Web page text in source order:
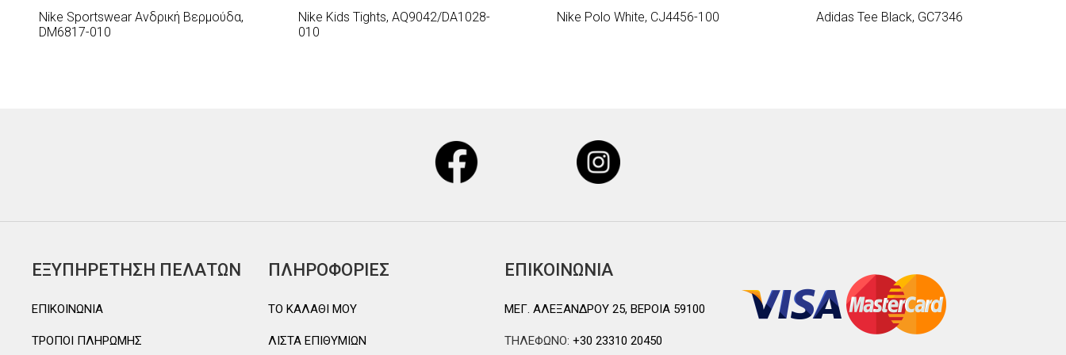
Nike Sportswear Ανδρική Βερμούδα,
DM6817-010
Nike Kids Tights, AQ9042/DA1028-
010
Nike Polo White, CJ4456-100 Adidas Tee Black, GC7346
ΕΞΥΠΗΡΕΤΗΣΗ ΠΕΛΑΤΩΝ
ΕΠΙΚΟΙΝΩΝΙΑ
ΤΡΟΠΟΙ ΠΛΗΡΩΜΗΣ
ΠΛΗΡΟΦΟΡΙΕΣ
TO ΚΑΛΑΘΙ MOY
ΛΙΣΤΑ ΕΠΙΘΥΜΙΩΝ
ΕΠΙΚΟΙΝΩΝΙΑ
ΜΕΓ. ΑΛΕΞΑΝΔΡΟΥ 25, ΒΕΡΟΙΑ 59100
ΤΗΛΕΦΩΝΟ: +30 23310 20450